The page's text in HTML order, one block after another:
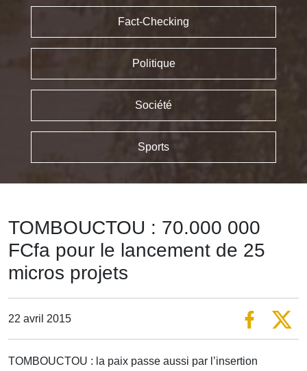
Fact-Checking
Politique
Société
Sports
TOMBOUCTOU : 70.000 000
FCfa pour le lancement de 25
micros projets
22 avril 2015
TOMBOUCTOU : la paix passe aussi par l’insertion